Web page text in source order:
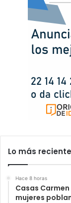
Lo más reciente
Hace 8 horas
Casas
mujeres